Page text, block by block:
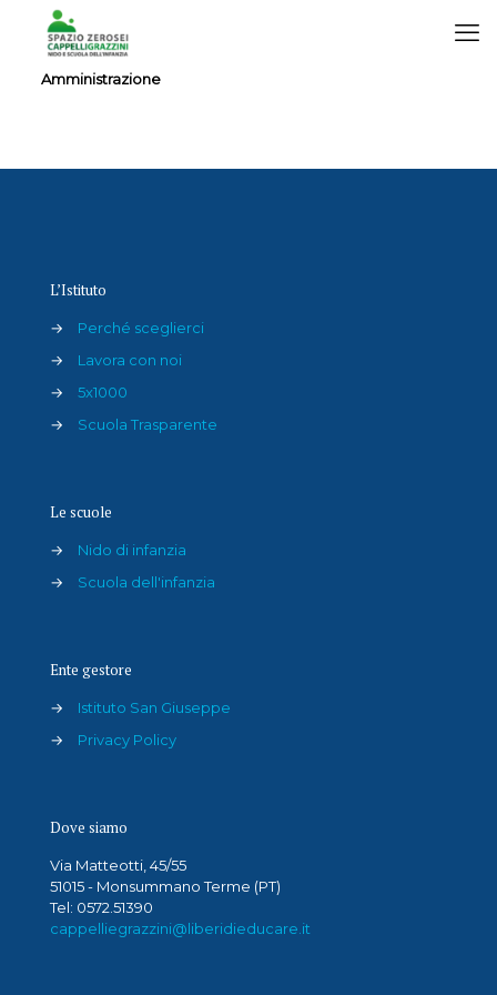
Amministrazione
Amministrazione
L’Istituto
→
Perché sceglierci
→
Lavora con noi
→
5x1000
→
Scuola Trasparente
Le scuole
→
Nido di infanzia
→
Scuola dell'infanzia
Ente gestore
→
Istituto San Giuseppe
→
Privacy Policy
Dove siamo
Via Matteotti, 45/55
51015 - Monsummano Terme (PT)
Tel: 0572.51390
cappelliegrazzini@liberidieducare.it